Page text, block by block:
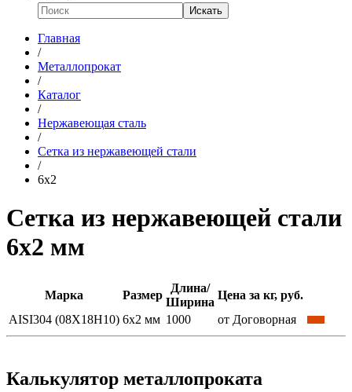
Искать
Главная
/
Металлопрокат
/
Каталог
/
Нержавеющая сталь
/
Сетка из нержавеющей стали
/
6x2
Сетка из нержавеющей стали
6x2 мм
Марка Размер
Длина/
Ширина
Цена за кг, руб.
AISI304 (08Х18Н10) 6x2 мм 1000 от Договорная
Калькулятор металлопроката